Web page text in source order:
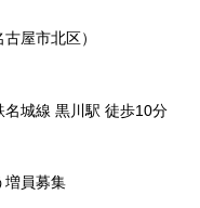
屋市北区）
名城線 黒川駅 徒歩10分
増員募集